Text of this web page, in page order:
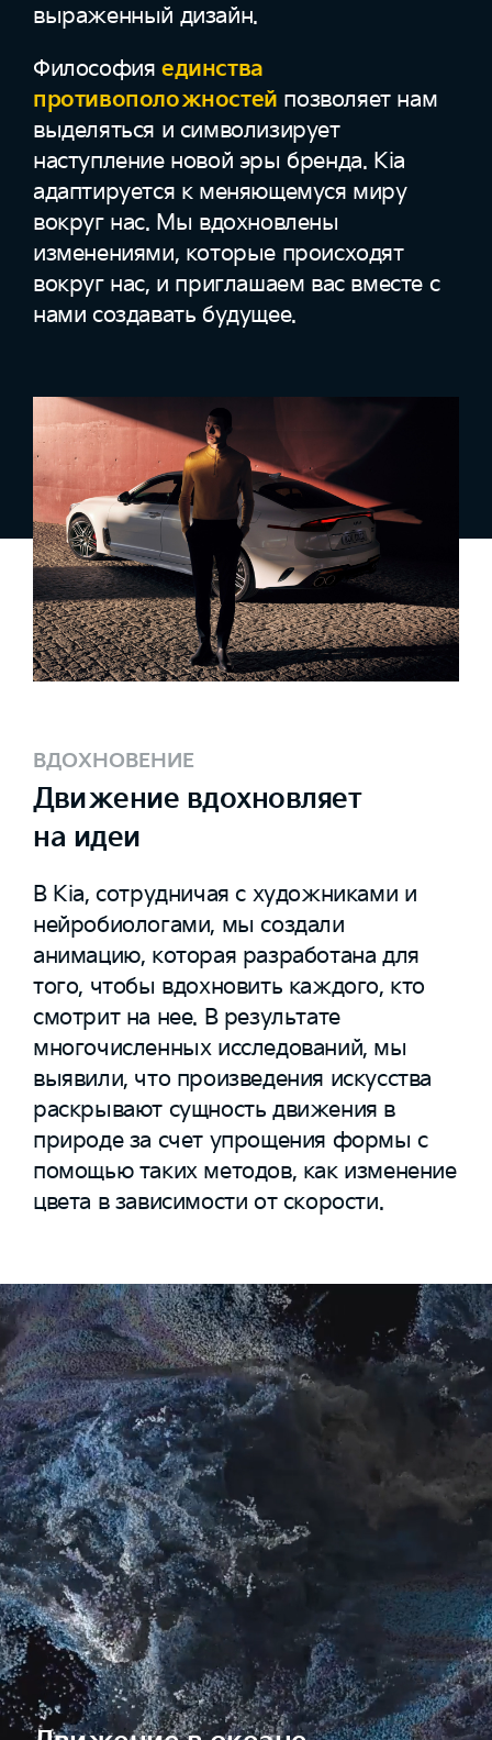
выраженный дизайн.
Философия единства
противоположностей позволяет нам
выделяться и символизирует
наступление новой эры бренда. Kia
адаптируется к меняющемуся миру
вокруг нас. Мы вдохновлены
изменениями, которые происходят
вокруг нас, и приглашаем вас вместе с
нами создавать будущее.
ВДОХНОВЕНИЕ
Движение вдохновляет
на идеи
В Kia, сотрудничая с художниками и
нейробиологами, мы создали
анимацию, которая разработана для
того, чтобы вдохновить каждого, кто
смотрит на нее. В результате
многочисленных исследований, мы
выявили, что произведения искусства
раскрывают сущность движения в
природе за счет упрощения формы с
помощью таких методов, как изменение
цвета в зависимости от скорости.